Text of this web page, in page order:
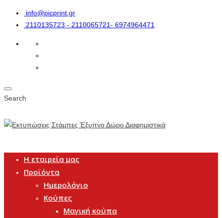
info@picprint.gr
2110135723 - 2110065721- 6974964471
Search
Η εταιρεία μας
Προϊόντα
Ημερολόγιο
Κούπες
Μαγική κούπα